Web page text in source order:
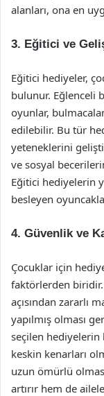
alanları, ona en
3. Eğitici ve
Eğitici hediyeler,
bulunur. Eğlenceli
oyunlar,
edilebilir. Bu tür
yeteneklerini
ve sosyal
Eğitici hediyelerin
besleyen
4. Güvenlik ve
Çocuklar için
faktörlerden biridir.
açısından zararlı
yapılmış olması
seçilen hediyelerin
keskin kenarları
uzun ömürlü
artırır hem de